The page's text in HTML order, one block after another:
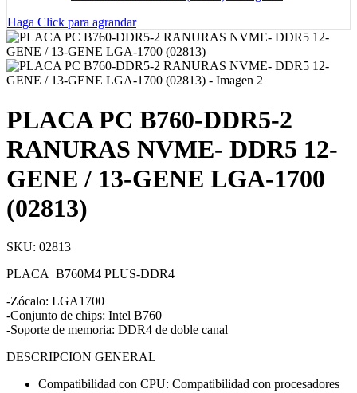
Haga Click para agrandar
PLACA PC B760-DDR5-2
RANURAS NVME- DDR5 12-
GENE / 13-GENE LGA-1700
(02813)
SKU: 02813
PLACA B760M4 PLUS-DDR4
-Zócalo: LGA1700
-Conjunto de chips: Intel B760
-Soporte de memoria: DDR4 de doble canal
DESCRIPCION GENERAL
Compatibilidad con CPU: Compatibilidad con procesadores